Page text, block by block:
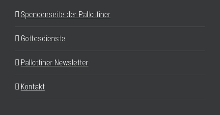
Spendenseite der Pallottiner
Gottesdienste
Pallottiner Newsletter
Kontakt